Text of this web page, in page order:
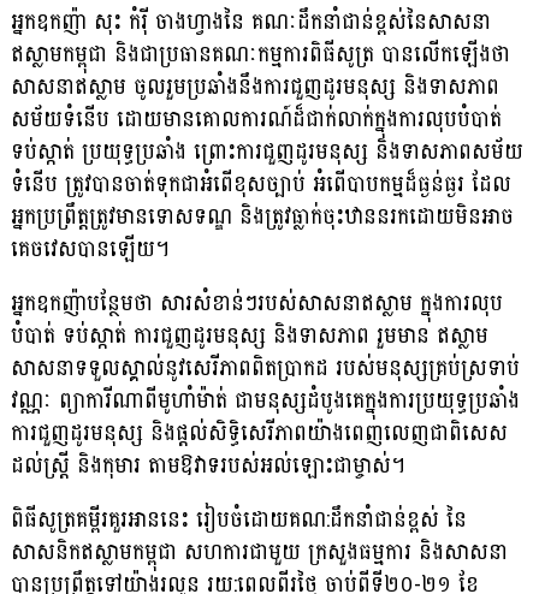
អ្នកឧកញ៉ា សុះ កំរ៉ី ចាងហ្វាងនៃ គណៈដឹកនាំជាន់ខ្ពស់នៃសាសនា
ឥស្លាមកម្ពុជា និងជាប្រធានគណៈកម្មការពិធីសូត្រ បានលើកឡើងថា
សាសនាឥស្លាម ចូលរួមប្រឆាំងនឹងការជួញដូរមនុស្ស និងទាសភាព
សម័យទំនើប ដោយមានគោលការណ៍ដ៏ជាក់លាក់ក្នុងការលុបបំបាត់
ទប់ស្កាត់ ប្រយុទ្ធប្រឆាំង ព្រោះការជួញដូរមនុស្ស និងទាសភាពសម័យ
ទំនើប ត្រូវបានចាត់ទុកជាអំពើខុសច្បាប់ អំពើបាបកម្មដ៏ធ្ងន់ធ្ងរ ដែល
អ្នកប្រព្រឹត្តត្រូវមានទោសទណ្ឌ និងត្រូវធ្លាក់ចុះឋាននរកដោយមិនអាច
គេចវេសបានឡើយ។
អ្នកឧកញ៉ាបន្ថែមថា សារសំខាន់ៗរបស់សាសនាឥស្លាម ក្នុងការលុប
បំបាត់ ទប់ស្កាត់ ការជួញដូរមនុស្ស និងទាសភាព រួមមាន ឥស្លាម
សាសនាទទួលស្គាល់នូវសេរីភាពពិតប្រាកដ របស់មនុស្សគ្រប់ស្រទាប់
វណ្ណៈ ព្យាការីណាពីមូហាំម៉ាត់ ជាមនុស្សដំបូងគេក្នុងការប្រយុទ្ធប្រឆាំង
ការជួញដូរមនុស្ស និងផ្ដល់សិទ្ធិសេរីភាពយ៉ាងពេញលេញជាពិសេស
ដល់ស្រ្តី និងកុមារ តាមឱវាទរបស់អល់ឡោះជាម្ចាស់។
ពិធីសូត្រគម្ពីរគួរអាននេះ រៀបចំដោយគណ:ដឹកនាំជាន់ខ្ពស់ នៃ
សាសនិកឥស្លាមកម្ពុជា សហការជាមួយ ក្រសួងធម្មការ និងសាសនា
បានប្រព្រឹត្តទៅយ៉ាងរលូន រយ:ពេលពីរថ្ងៃ ចាប់ពីទី២០-២១ ខែ